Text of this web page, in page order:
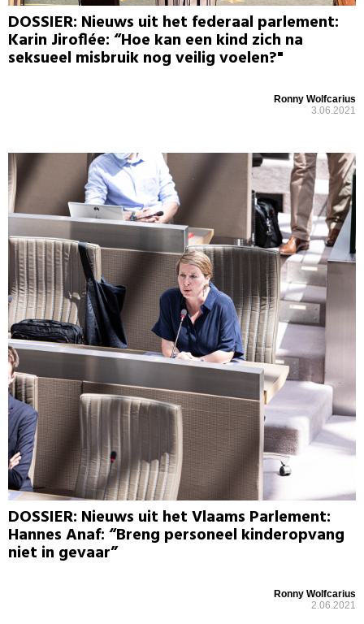
DOSSIER: Nieuws uit het federaal parlement:
Karin Jiroflée: “Hoe kan een kind zich na
seksueel misbruik nog veilig voelen?"
Ronny Wolfcarius
3.06.2021
DOSSIER: Nieuws uit het Vlaams Parlement:
Hannes Anaf: “Breng personeel kinderopvang
niet in gevaar”
Ronny Wolfcarius
2.06.2021